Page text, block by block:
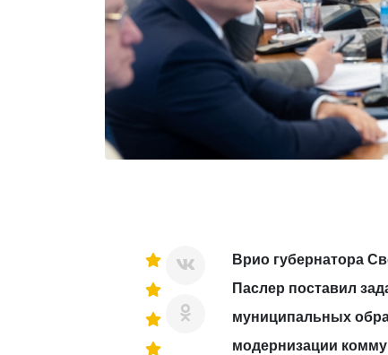
Врио губернатора
Паслер поставил
муниципальных
модернизации